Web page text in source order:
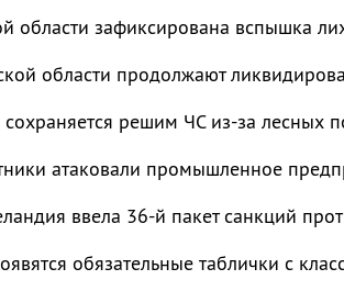
области зафиксирована вспышка
области продолжают
сохраняется решим ЧС из-за лесных
атаковали промышленное
ввела 36-й пакет санкций
обязательные таблички с